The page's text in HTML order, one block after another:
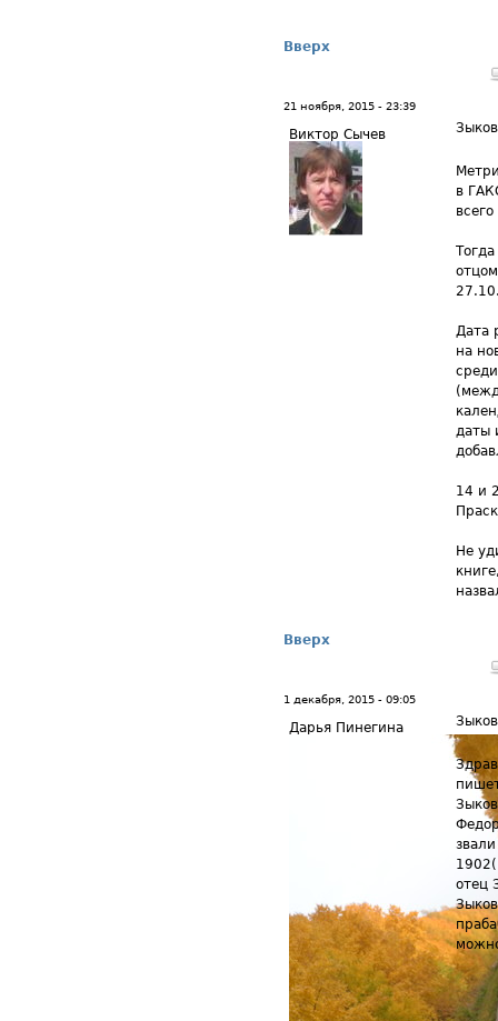
Вверх
21 ноября, 2015 - 23:39
Виктор Сычев
в
Дата
на
даты
14 и
Не
Вверх
1 декабря, 2015 - 09:05
Дарья Пинегина
отец